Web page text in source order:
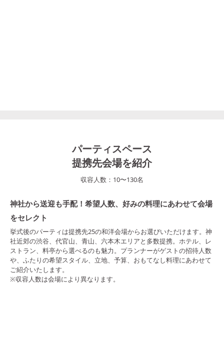
パーティスペース
提携先会場を紹介
収容人数： 10〜130名
神社から送迎も手配！希望人数、好みの料理にあわせて会場
をセレクト
挙式後のパーティは提携先25の和洋会場からお選びいただけます。神
社近郊の渋谷、代官山、青山、六本木エリアと多数提携。ホテル、レ
ストラン、料亭から選べるのも魅力。プランナーがゲストの招待人数
や、ふたりの希望スタイル、立地、予算、おもてなし料理にあわせて
ご紹介いたします。
※収容人数は会場により異なります。